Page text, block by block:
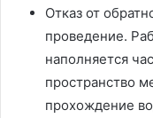
Отказ от
проведение.
наполняется
пространство
прохождение